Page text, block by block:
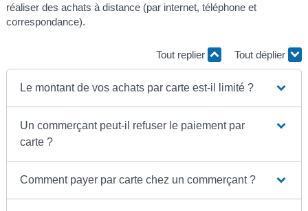
réaliser des achats à distance (par internet, téléphone et
correspondance).
Tout replier Tout déplier
Le montant de vos achats par carte est-il limité ?
Un commerçant peut-il refuser le paiement par
carte ?
Comment payer par carte chez un commerçant ?